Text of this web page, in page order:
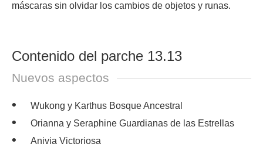
máscaras sin olvidar los cambios de objetos y runas.
Contenido del parche 13.13
Nuevos aspectos
Wukong y Karthus Bosque Ancestral
Orianna y Seraphine Guardianas de las Estrellas
Anivia Victoriosa